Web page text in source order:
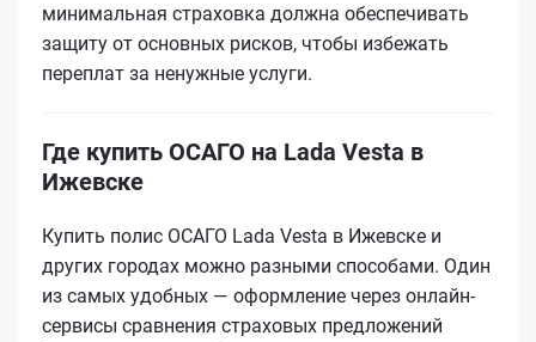
минимальная страховка должна обеспечивать
защиту от основных рисков, чтобы избежать
переплат за ненужные услуги.
Где купить ОСАГО на Lada Vesta в
Ижевске
Купить полис ОСАГО Lada Vesta в Ижевске и
других городах можно разными способами. Один
из самых удобных — оформление через онлайн-
сервисы сравнения страховых предложений